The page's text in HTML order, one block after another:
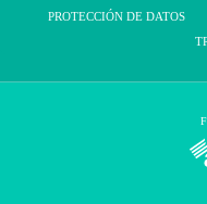
PROTECCIÓN DE DATOS